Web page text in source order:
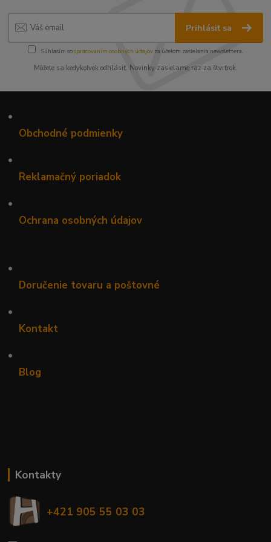
Prihlásiť sa
Súhlasím sospracovaním osobných údajov za účelom zasielania newslettera.
Môžete sa kedykoľvek odhlásiť. Novinky zasielame raz za štvrťrok.
•
Obchodné podmienky
•
Reklamačný poriadok
•
Ochrana osobných údajov
•
Doručenie tovaru a poštovné
•
Kontakt
•
Blog
Kontakty
+421 905 55 03 03